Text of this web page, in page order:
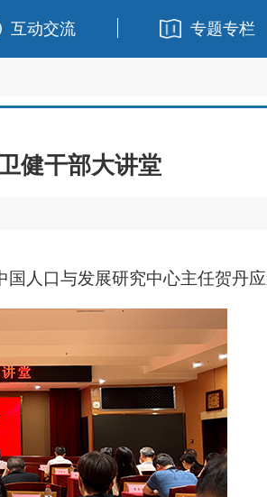
互动交流 专题专栏
健干部大讲堂
人口与发展研究中心主任贺丹应